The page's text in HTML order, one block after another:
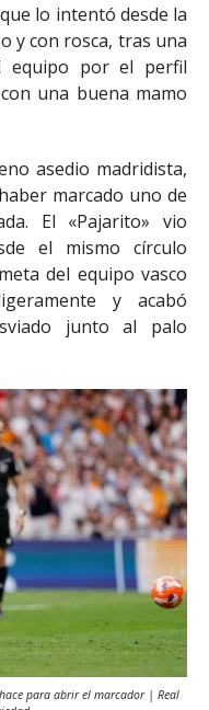
lo intentó desde la
y con rosca, tras una
equipo por el perfil
una buena mamo
asedio madridista,
marcado uno de
El «Pajarito» vio
el mismo círculo
del equipo vasco
y acabó
junto al palo
para abrir el marcador | Real